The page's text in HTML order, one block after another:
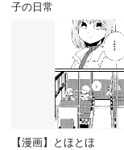
子の日常
【漫画】とほとほ